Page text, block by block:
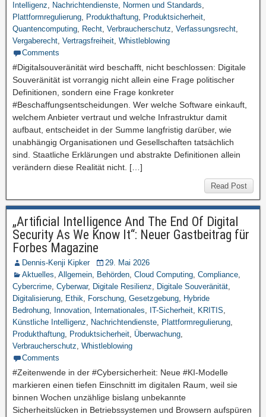
Intelligenz, Nachrichtendienste, Normen und Standards,
Plattformregulierung, Produkthaftung, Produktsicherheit,
Quantencomputing, Recht, Verbraucherschutz, Verfassungsrecht,
Vergaberecht, Vertragsfreiheit, Whistleblowing
Comments
#Digitalsouveränität wird beschafft, nicht beschlossen: Digitale
Souveränität ist vorrangig nicht allein eine Frage politischer
Definitionen, sondern eine Frage konkreter
#Beschaffungsentscheidungen. Wer welche Software einkauft,
welchem Anbieter vertraut und welche Infrastruktur damit
aufbaut, entscheidet in der Summe langfristig darüber, wie
unabhängig Organisationen und Gesellschaften tatsächlich
sind. Staatliche Erklärungen und abstrakte Definitionen allein
verändern diese Realität nicht. […]
Read Post
„Artificial Intelligence And The End Of Digital
Security As We Know It“: Neuer Gastbeitrag für
Forbes Magazine
Dennis-Kenji Kipker
29. Mai 2026
Aktuelles, Allgemein, Behörden, Cloud Computing, Compliance,
Cybercrime, Cyberwar, Digitale Resilienz, Digitale Souveränität,
Digitalisierung, Ethik, Forschung, Gesetzgebung, Hybride
Bedrohung, Innovation, Internationales, IT-Sicherheit, KRITIS,
Künstliche Intelligenz, Nachrichtendienste, Plattformregulierung,
Produkthaftung, Produktsicherheit, Überwachung,
Verbraucherschutz, Whistleblowing
Comments
#Zeitenwende in der #Cybersicherheit: Neue #KI-Modelle
markieren einen tiefen Einschnitt im digitalen Raum, weil sie
binnen Wochen unzählige bislang unbekannte
Sicherheitslücken in Betriebssystemen und Browsern aufspüren